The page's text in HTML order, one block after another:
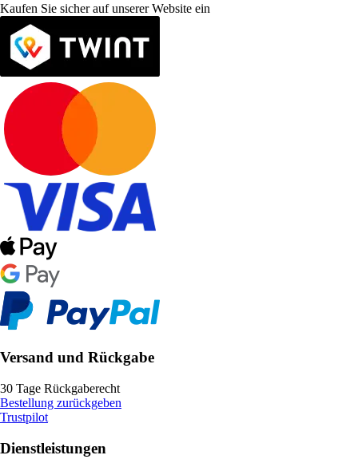
Kaufen Sie sicher auf unserer Website ein
Versand und Rückgabe
30 Tage Rückgaberecht
Bestellung zurückgeben
Trustpilot
Dienstleistungen